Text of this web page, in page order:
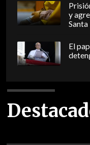
y
El